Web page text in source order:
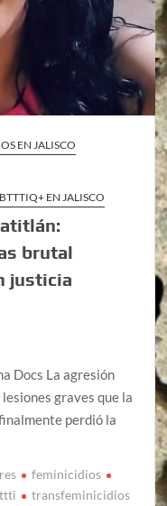
EN JALISCO
EN JALISCO
brutal
justicia
Docs La agresión
graves que la
perdió la
feminicidios
transfeminicidios